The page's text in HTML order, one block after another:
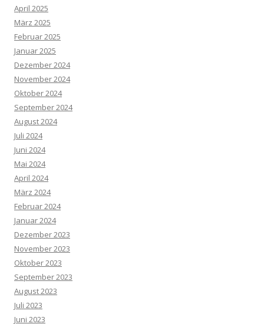
April 2025
März 2025
Februar 2025
Januar 2025
Dezember 2024
November 2024
Oktober 2024
September 2024
August 2024
Juli 2024
Juni 2024
Mai 2024
April 2024
März 2024
Februar 2024
Januar 2024
Dezember 2023
November 2023
Oktober 2023
September 2023
August 2023
Juli 2023
Juni 2023